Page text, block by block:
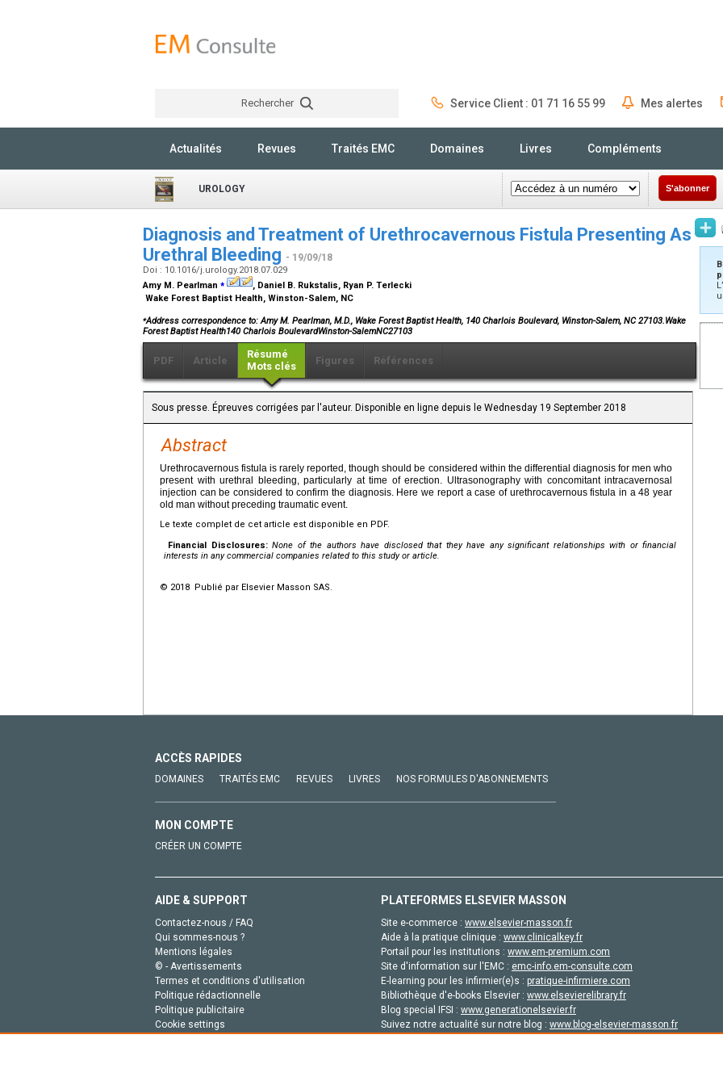
Rechercher Service Client : 01 71 16 55 99 Mes alertes
Actualités Revues Traités EMC Domaines Livres Compléments
UROLOGY S'abonner
Diagnosis and Treatment of Urethrocavernous Fistula Presenting As
Urethral Bleeding - 19/09/18
Doi : 10.1016/j.urology.2018.07.029
Amy M. Pearlman ⁎
, Daniel B. Rukstalis, Ryan P. Terlecki
Wake Forest Baptist Health, Winston-Salem, NC
⁎Address correspondence to: Amy M. Pearlman, M.D., Wake Forest Baptist Health, 140 Charlois Boulevard, Winston-Salem, NC 27103.Wake
Forest Baptist Health140 Charlois BoulevardWinston-SalemNC27103
PDF Article
Résumé
Mots clés
Figures Références
Sous presse. Épreuves corrigées par l'auteur. Disponible en ligne depuis le Wednesday 19 September 2018
Abstract
Urethrocavernous fistula is rarely reported, though should be considered within the differential diagnosis for men who
present with urethral bleeding, particularly at time of erection. Ultrasonography with concomitant intracavernosal
injection can be considered to confirm the diagnosis. Here we report a case of urethrocavernous fistula in a 48 year
old man without preceding traumatic event.
Le texte complet de cet article est disponible en PDF.
Financial Disclosures: None of the authors have disclosed that they have any significant relationships with or financial
interests in any commercial companies related to this study or article.
© 2018 Publié par Elsevier Masson SAS.
ACCÈS RAPIDES
DOMAINES TRAITÉS EMC REVUES LIVRES NOS FORMULES D'ABONNEMENTS
MON COMPTE
CRÉER UN COMPTE
AIDE & SUPPORT
Contactez-nous / FAQ
Qui sommes-nous ?
Mentions légales
© - Avertissements
Termes et conditions d'utilisation
Politique rédactionnelle
Politique publicitaire
Cookie settings
PLATEFORMES ELSEVIER MASSON
Site e-commerce : www.elsevier-masson.fr
Aide à la pratique clinique : www.clinicalkey.fr
Portail pour les institutions : www.em-premium.com
Site d'information sur l'EMC : emc-info.em-consulte.com
E-learning pour les infirmier(e)s : pratique-infirmiere.com
Bibliothèque d'e-books Elsevier : www.elsevierelibrary.fr
Blog special IFSI : www.generationelsevier.fr
Suivez notre actualité sur notre blog : www.blog-elsevier-masson.fr